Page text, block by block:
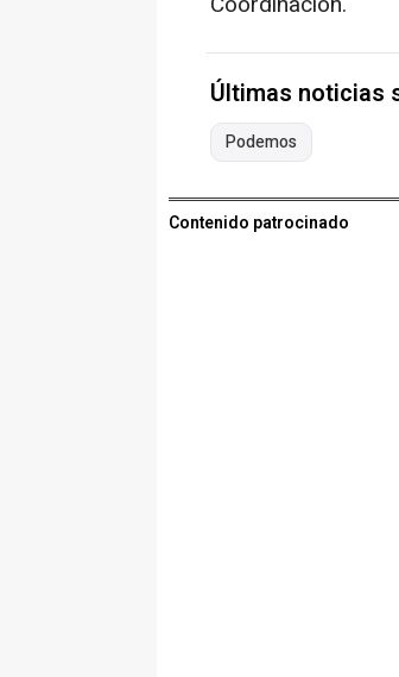
Últimas noticias
Podemos
Contenido patrocinado